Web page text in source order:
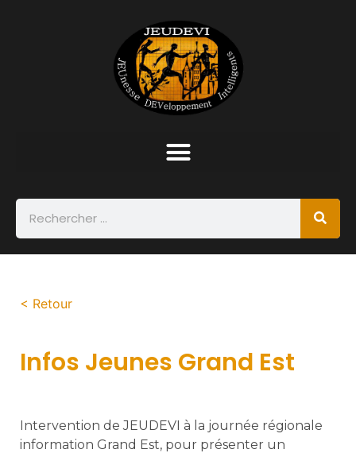
< Retour
Infos Jeunes Grand Est
Intervention de JEUDEVI à la journée régionale
information Grand Est, pour présenter un